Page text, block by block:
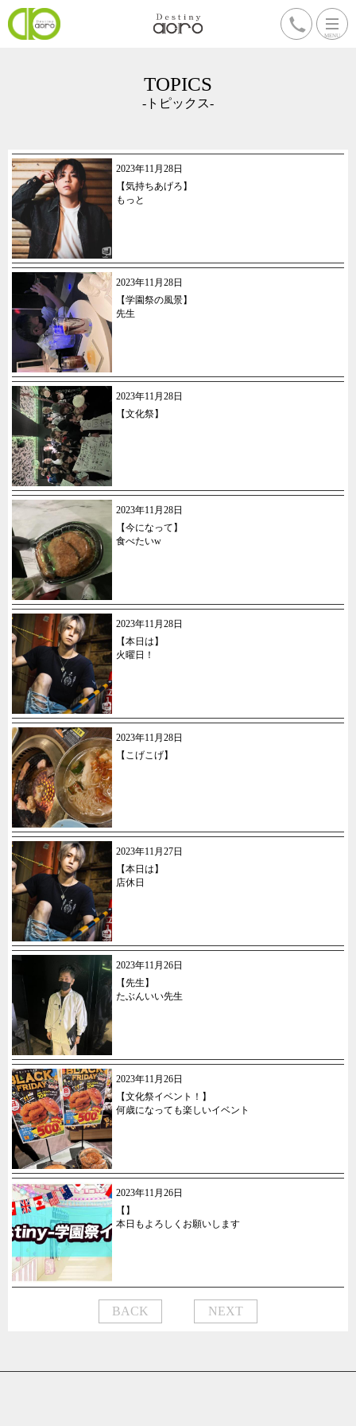
TOPICS
-トピックス-
2023年11月28日
【気持ちあげろ】
もっと
2023年11月28日
【学園祭の風景】
先生
2023年11月28日
【文化祭】
2023年11月28日
【今になって】
食べたいw
2023年11月28日
【本日は】
火曜日！
2023年11月28日
【こげこげ】
2023年11月27日
【本日は】
店休日
2023年11月26日
【先生】
たぶんいい先生
2023年11月26日
【文化祭イベント！】
何歳になっても楽しいイベント
2023年11月26日
【】
本日もよろしくお願いします
BACK NEXT